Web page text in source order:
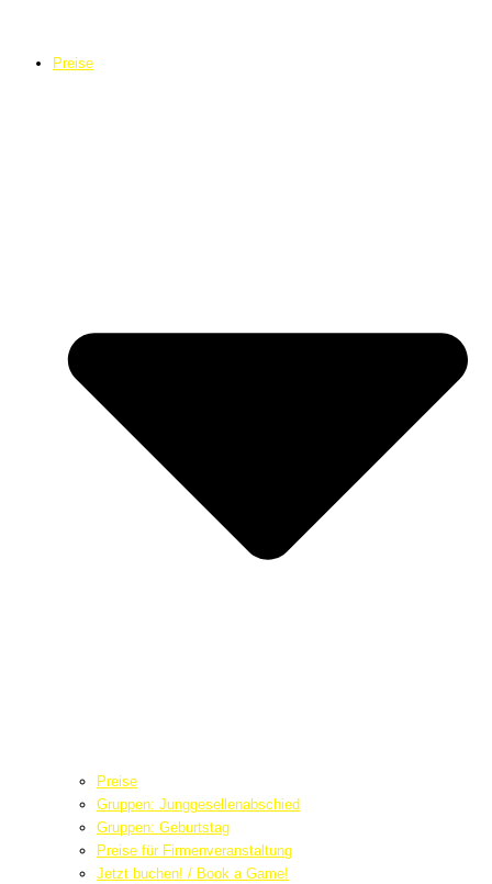
Preise
Preise
Gruppen: Junggesellenabschied
Gruppen: Geburtstag
Preise für Firmenveranstaltung
Jetzt buchen! / Book a Game!